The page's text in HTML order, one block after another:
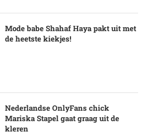
Mode babe Shahaf Haya pakt uit met
de heetste kiekjes!
Nederlandse OnlyFans chick
Mariska Stapel gaat graag uit de
kleren